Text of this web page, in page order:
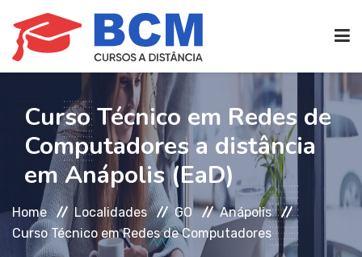
CURSOS TÉCNICOS(EAD)
EDIFICAÇÕES
SEG. TRABALHO
Curso Técnico em Redes de
Computadores a distância
em Anápolis (EaD)
Home Localidades GO
Anápolis
Curso Técnico em Redes de Computadores